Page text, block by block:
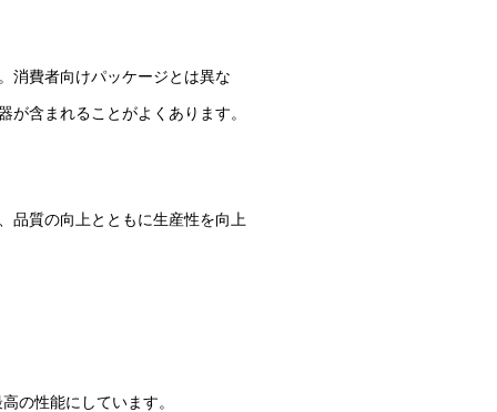
消費者向けパッケージとは異な
含まれることがよくあります。
品質の向上とともに生産性を向上
の性能にしています。